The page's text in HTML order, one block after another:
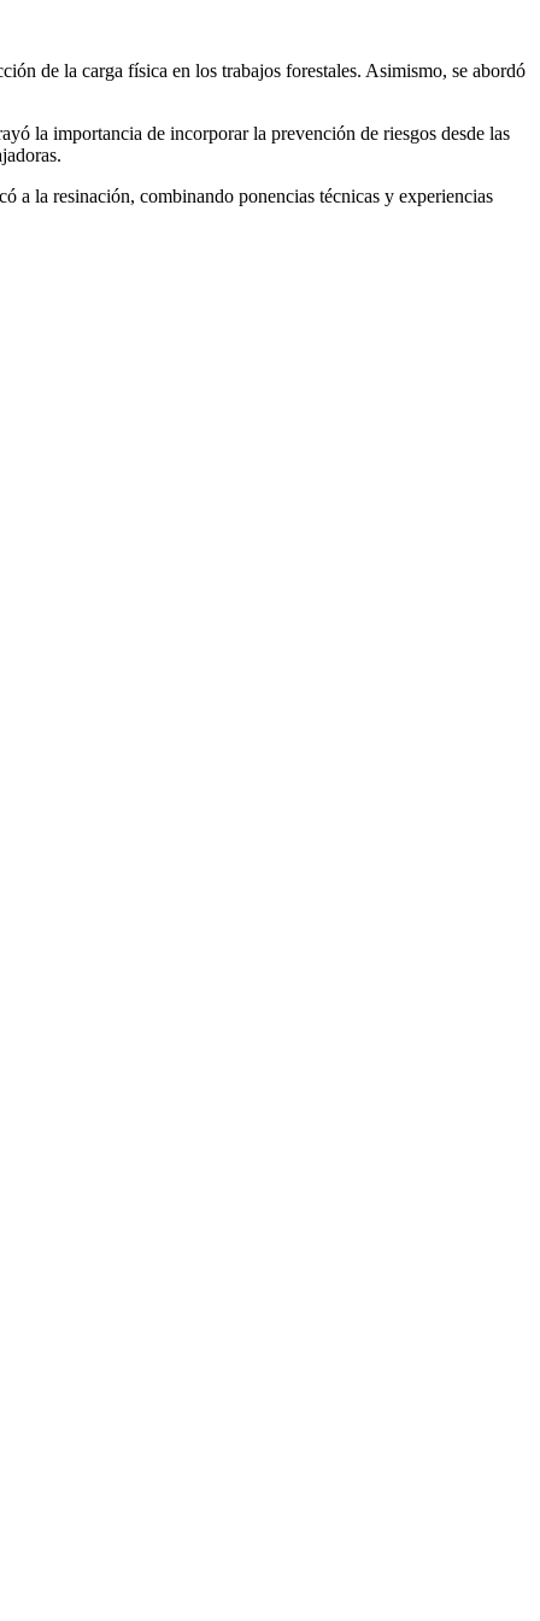
de la carga física en los trabajos forestales. Asimismo, se abordó
la importancia de incorporar la prevención de riesgos desde las
a la resinación, combinando ponencias técnicas y experiencias